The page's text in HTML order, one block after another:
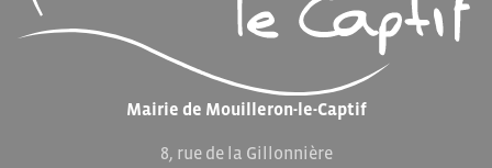
Mairie de Mouilleron-le-Captif
8, rue de la Gillonnière